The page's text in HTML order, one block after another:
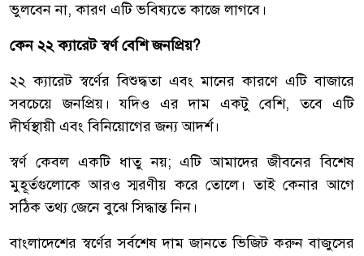
ভুলবেন না, কারণ এটি ভবিষ্যতে কাজে লাগবে।
কেন ২২ ক্যারেট স্বর্ণ বেশি জনপ্রিয়?
২২ ক্যারেট স্বর্ণের বিশুদ্ধতা এবং মানের কারণে এটি বাজারে
সবচেয়ে জনপ্রিয়। যদিও এর দাম একটু বেশি, তবে এটি
দীর্ঘস্থায়ী এবং বিনিয়োগের জন্য আদর্শ।
স্বর্ণ কেবল একটি ধাতু নয়; এটি আমাদের জীবনের বিশেষ
মুহূর্তগুলোকে আরও স্মরণীয় করে তোলে। তাই কেনার আগে
সঠিক তথ্য জেনে বুঝে সিদ্ধান্ত নিন।
বাংলাদেশের স্বর্ণের সর্বশেষ দাম জানতে ভিজিট করুন বাজুসের